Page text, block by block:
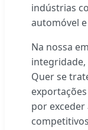
indústrias
automóvel
Na nossa
integridade,
Quer se
por exceder